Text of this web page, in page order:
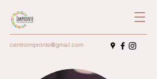
centroimpronte@gmail.com